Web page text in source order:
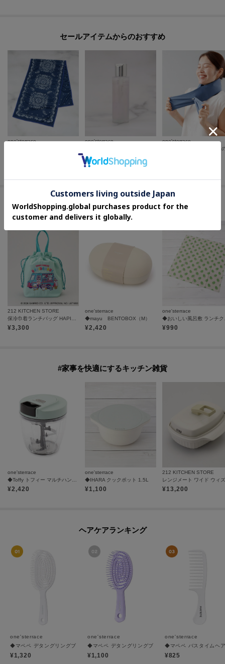
セールアイテムからのおすすめ
one'sterrace
one'sterrace
¥825
50 %OFF
one'sterrace
#ランチタイムを彩るアイテム
212 KITCHEN STORE
¥3,300
one'sterrace
◆mayu BENTOBOX（M）
¥2,420
one'sterrace
¥990
#家事を快適にするキッチン雑貨
one'sterrace
◆Toffy トフィー マルチハンディーチョッパー
¥2,420
one'sterrace
◆IHARA クックポット 1.5L
¥1,100
212 KITCHEN STORE
¥13,200
ヘアケアランキング
one'sterrace
◆マペペ デタングリングブラシ 3Dスーパーフィット
¥1,320
one'sterrace
◆マペペ デタングリングブラシ3Dスーパーフィットミニ
¥1,100
one'sterrace
◆マペペ バスタイムヘ
¥825